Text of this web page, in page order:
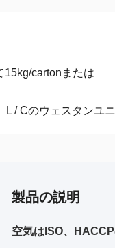
15kg/cartonまたは
L / Cのウェスタンユ
製品の説明
空気はISO、